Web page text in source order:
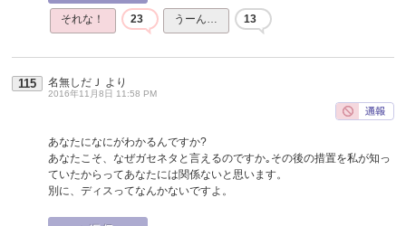
それな！ 23 うーん… 13
115 名無しだＪ より
2016年11月8日 11:58 PM
あなたになにがわかるんですか?
あなたこそ、なぜガセネタと言えるのですか｡その後の措置を私が知っ
ていたからってあなたには関係ないと思います。
別に、ディスってなんかないですよ。